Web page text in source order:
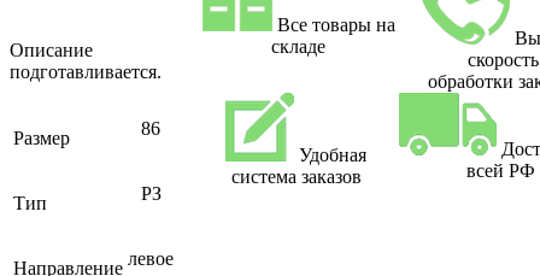
Описание
подготавливается.
Размер 86
Тип РЗ
Направление левое
Все товары на
складе
скорость
обработки
Удобная
система заказов
всей РФ